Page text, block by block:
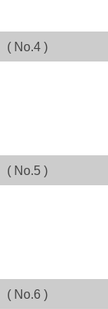
( No.4 )
( No.5 )
( No.6 )